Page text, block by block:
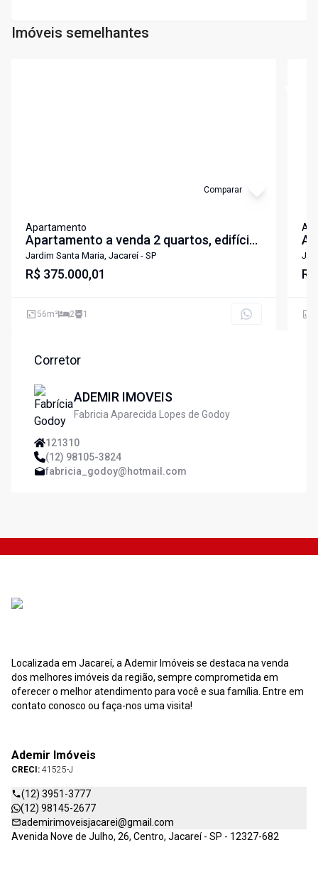
Imóveis semelhantes
Comparar
Apartamento
Apartamento a venda 2 quartos, edifício
Lumina Jacareí/SP
Jardim Santa Maria, Jacareí - SP
R$ 375.000,01
56m² 2 1
Corretor
ADEMIR IMOVEIS
Fabricia Aparecida Lopes de Godoy
121310
(12) 98105-3824
fabricia_godoy@hotmail.com
Localizada em Jacareí, a Ademir Imóveis se destaca na venda
dos melhores imóveis da região, sempre comprometida em
oferecer o melhor atendimento para você e sua família. Entre em
contato conosco ou faça-nos uma visita!
Ademir Imóveis
CRECI: 41525-J
(12) 3951-3777
(12) 98145-2677
ademirimoveisjacarei@gmail.com
Avenida Nove de Julho, 26, Centro, Jacareí - SP - 12327-682